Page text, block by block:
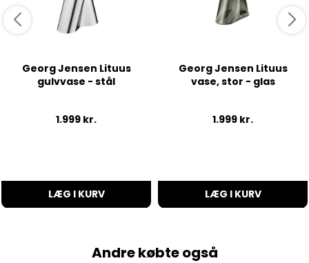
Georg Jensen Lituus
gulvvase - stål
1.999 kr.
LÆG I KURV
Georg Jensen Lituus
vase, stor - glas
1.999 kr.
LÆG I KURV
Andre købte også